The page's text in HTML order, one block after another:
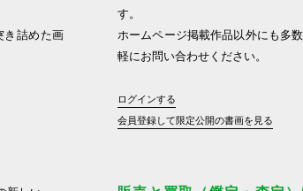
き詰めた画
す。
ホームページ掲載作品以外にも多
軽にお問い合わせください。
ログインする
会員登録して限定公開の書画を見る